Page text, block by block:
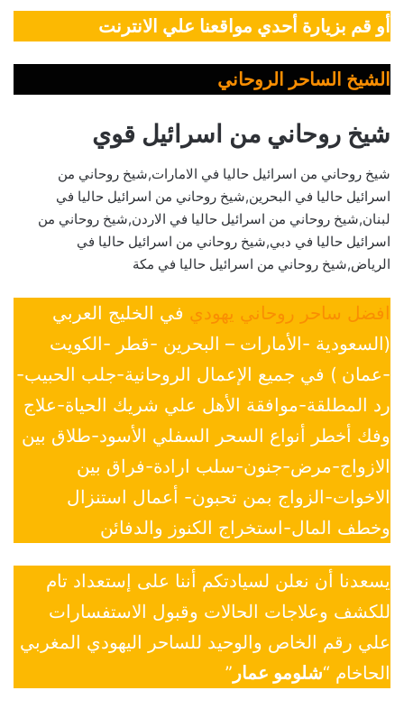
أو قم بزيارة أحدي مواقعنا علي الانترنت
الشيخ الساحر الروحاني
شيخ روحاني من اسرائيل قوي
شيخ روحاني من اسرائيل حاليا في الامارات,شيخ روحاني من
اسرائيل حاليا في البحرين,شيخ روحاني من اسرائيل حاليا في
لبنان,شيخ روحاني من اسرائيل حاليا في الاردن,شيخ روحاني من
اسرائيل حاليا في دبي,شيخ روحاني من اسرائيل حاليا في
الرياض,شيخ روحاني من اسرائيل حاليا في مكة
افضل ساحر روحاني يهودي في الخليج العربي
(السعودية -الأمارات – البحرين -قطر -الكويت
-عمان ) في جميع الإعمال الروحانية-جلب الحبيب-
رد المطلقة-موافقة الأهل علي شريك الحياة-علاج
وفك أخطر أنواع السحر السفلي الأسود-طلاق بين
الازواج-مرض-جنون-سلب ارادة-فراق بين
الاخوات-الزواج بمن تحبون- أعمال استنزال
وخطف المال-استخراج الكنوز والدفائن
يسعدنا أن نعلن لسيادتكم أننا على إستعداد تام
للكشف وعلاجات الحالات وقبول الاستفسارات
علي رقم الخاص والوحيد للساحر اليهودي المغربي
الحاخام “شلومو عمار ”